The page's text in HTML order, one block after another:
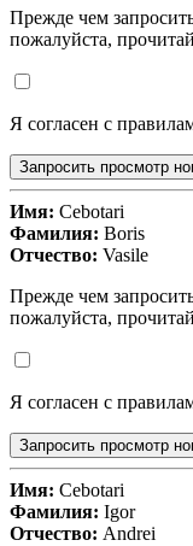
Прежде чем
пожалуйста,
Я согласен с
Запросить просмотр
Имя: Cebotari
Фамилия: Boris
Отчество: Vasile
Прежде чем
пожалуйста,
Я согласен с
Запросить просмотр
Имя: Cebotari
Фамилия: Igor
Отчество: Andrei